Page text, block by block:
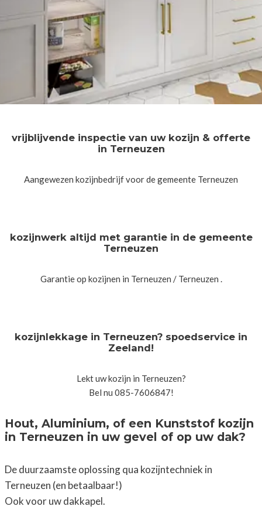
vrijblijvende inspectie van uw kozijn & offerte
in Terneuzen
Aangewezen kozijnbedrijf voor de gemeente Terneuzen
kozijnwerk altijd met garantie in de gemeente
Terneuzen
Garantie op kozijnen in Terneuzen / Terneuzen .
kozijnlekkage in Terneuzen? spoedservice in
Zeeland!
Lekt uw kozijn in Terneuzen?
Bel nu 085-7606847!
Hout, Aluminium, of een Kunststof kozijn
in Terneuzen in uw gevel of op uw dak?
De duurzaamste oplossing qua kozijntechniek in
Terneuzen (en betaalbaar!)
Ook voor uw dakkapel.